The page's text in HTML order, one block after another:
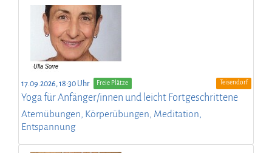
17.09.2026, 18:30 Uhr Freie Plätze Teisendorf
Yoga für Anfänger/innen und leicht Fortgeschrittene
Atemübungen, Körperübungen, Meditation,
Entspannung